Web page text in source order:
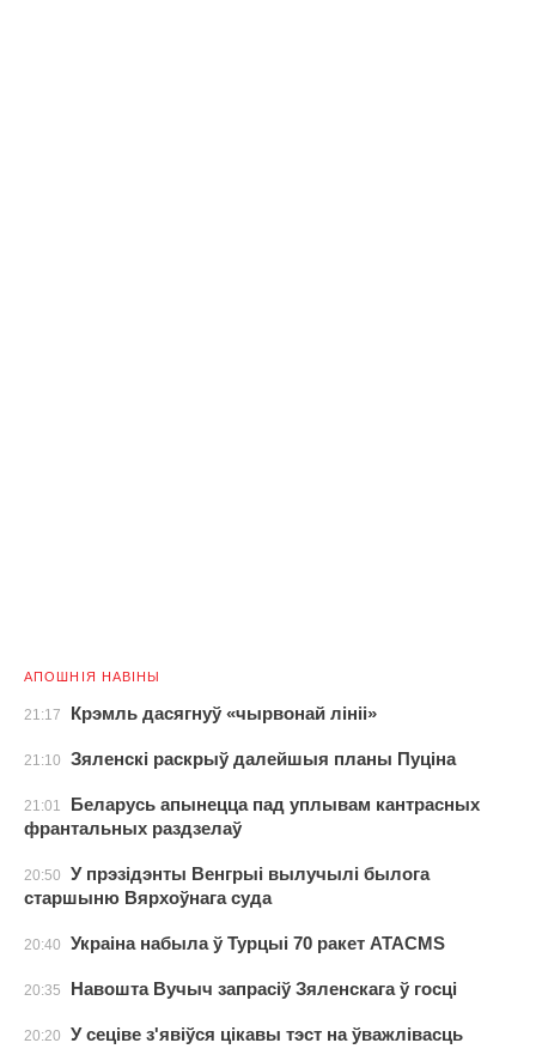
АПОШНІЯ НАВІНЫ
21:17 Крэмль дасягнуў «чырвонай лініі»
21:10 Зяленскі раскрыў далейшыя планы Пуціна
21:01
Беларусь апынецца пад уплывам кантрасных
франтальных раздзелаў
20:50
У прэзідэнты Венгрыі вылучылі былога
старшыню Вярхоўнага суда
20:40 Украіна набыла ў Турцыі 70 ракет ATACMS
20:35 Навошта Вучыч запрасіў Зяленскага ў госці
20:20 У сеціве з'явіўся цікавы тэст на ўважлівасць